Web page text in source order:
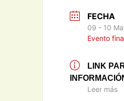
FECHA
09 - 10
Evento
LINK
Leer más